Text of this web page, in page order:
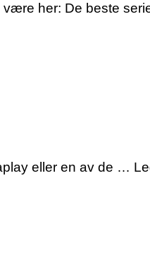
her: De beste
eller en av de …